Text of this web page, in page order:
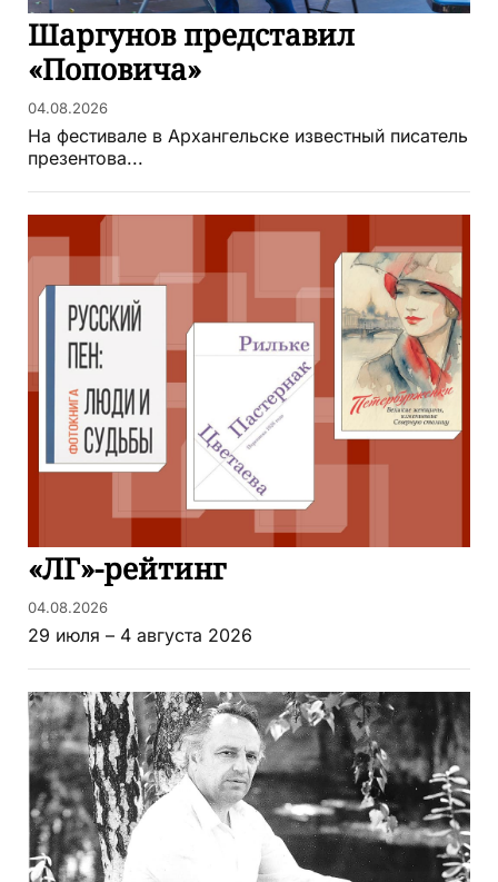
Шаргунов представил
«Поповича»
04.08.2026
На фестивале в Архангельске известный писатель
презентова...
«ЛГ»-рейтинг
04.08.2026
29 июля – 4 августа 2026